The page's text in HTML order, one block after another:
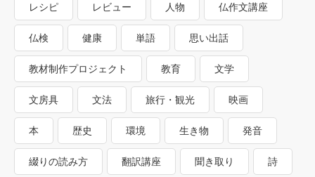
レシピ レビュー 人物 仏作文講座
仏検 健康 単語 思い出話
教材制作プロジェクト 教育 文学
文房具 文法 旅行・観光 映画
本 歴史 環境 生き物 発音
綴りの読み方 翻訳講座 聞き取り 詩